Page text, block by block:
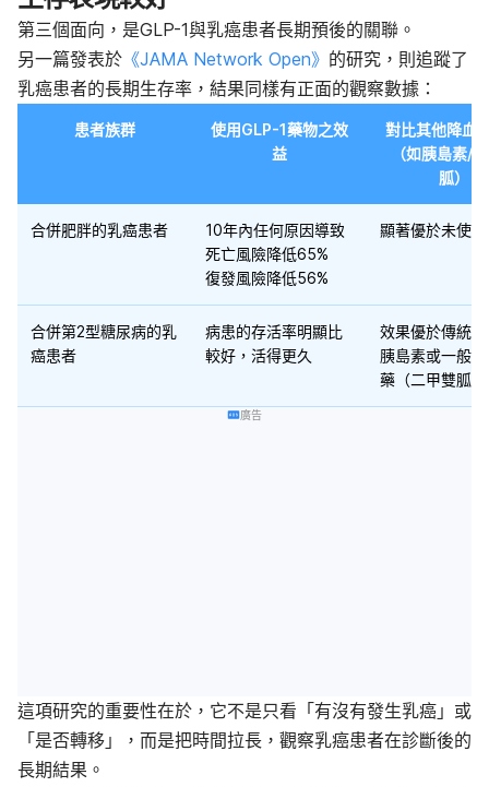
第三個面向，是GLP-1與乳癌患者長期預後的關聯。
另一篇發表於 《JAMA Network Open》 的研究，則追蹤了
乳癌患者的長期生存率，結果同樣有正面的觀察數據：
患者族群
使用GLP-1藥物之效
益
對比其他降血
（如胰島素/
胍）
合併肥胖的乳癌患者
10年內任何原因導致
死亡風險降低65%
復發風險降低56%
顯著優於未使
合併第2型糖尿病的乳
癌患者
病患的存活率明顯比
較好，活得更久
效果優於傳統
胰島素或一般
藥（二甲雙胍）
廣告
這項研究的重要性在於，它不是只看「有沒有發生乳癌」或
「是否轉移」，而是把時間拉長，觀察乳癌患者在診斷後的
長期結果。